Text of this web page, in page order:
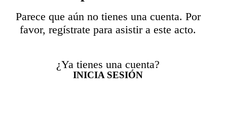
Parece que aún no tienes una cuenta. Por
favor, regístrate para asistir a este acto.
¿Ya tienes una cuenta?
INICIA SESIÓN